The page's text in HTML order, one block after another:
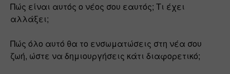
Πώς είναι αυτός ο νέος σου εαυτός; Τι έχει
αλλάξει;
Πώς όλο αυτό θα το ενσωματώσεις στη νέα σου
ζωή, ώστε να δημιουργήσεις κάτι διαφορετικό;